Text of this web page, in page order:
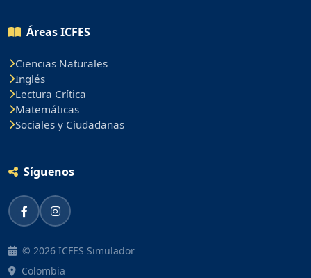
Áreas ICFES
Ciencias Naturales
Inglés
Lectura Crítica
Matemáticas
Sociales y Ciudadanas
Síguenos
© 2026 ICFES Simulador
Colombia